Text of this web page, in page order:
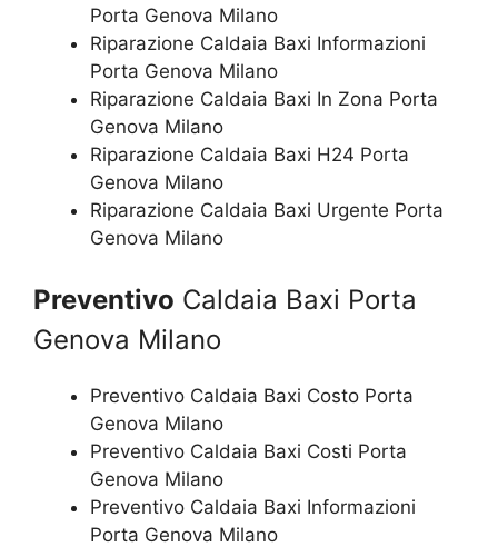
Porta Genova Milano
Riparazione Caldaia Baxi Informazioni
Porta Genova Milano
Riparazione Caldaia Baxi In Zona Porta
Genova Milano
Riparazione Caldaia Baxi H24 Porta
Genova Milano
Riparazione Caldaia Baxi Urgente Porta
Genova Milano
Preventivo Caldaia Baxi Porta
Genova Milano
Preventivo Caldaia Baxi Costo Porta
Genova Milano
Preventivo Caldaia Baxi Costi Porta
Genova Milano
Preventivo Caldaia Baxi Informazioni
Porta Genova Milano